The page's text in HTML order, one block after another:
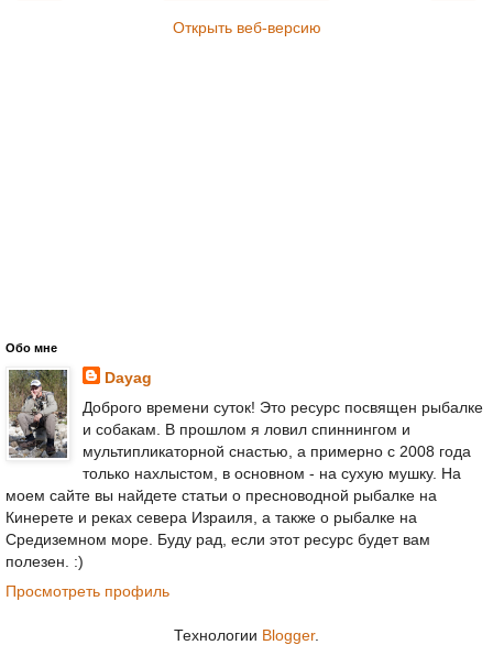
Открыть веб-версию
Обо мне
Dayag
Доброго времени суток! Это ресурс посвящен рыбалке
и собакам. В прошлом я ловил спиннингом и
мультипликаторной снастью, а примерно с 2008 года
только нахлыстом, в основном - на сухую мушку. На
моем сайте вы найдете статьи о пресноводной рыбалке на
Кинерете и реках севера Израиля, а также о рыбалке на
Средиземном море. Буду рад, если этот ресурс будет вам
полезен. :)
Просмотреть профиль
Технологии Blogger.